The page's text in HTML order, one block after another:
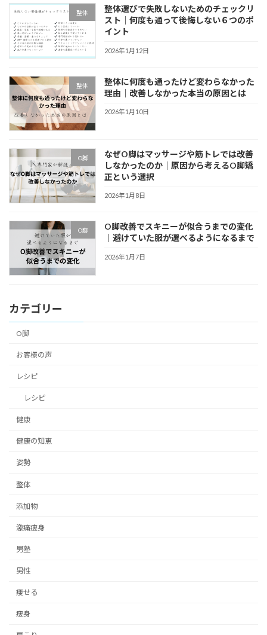
整体
整体選びで失敗しないためのチェックリ
スト｜何度も通って後悔しない６つのポ
イント
2026年1月12日
整体
整体に何度も通ったけど変わらなかった
理由｜改善しなかった本当の原因とは
2026年1月10日
O脚
なぜO脚はマッサージや筋トレでは改善
しなかったのか｜原因から考えるO脚矯
正という選択
2026年1月8日
O脚
O脚改善でスキニーが似合うまでの変化
｜避けていた服が選べるようになるまで
2026年1月7日
カテゴリー
O脚
お客様の声
レシピ
レシピ
健康
健康の知恵
姿勢
整体
添加物
激痛痩身
男塾
男性
痩せる
痩身